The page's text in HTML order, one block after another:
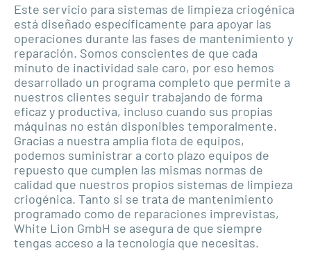
Este servicio para sistemas de limpieza criogénica
está diseñado específicamente para apoyar las
operaciones durante las fases de mantenimiento y
reparación. Somos conscientes de que cada
minuto de inactividad sale caro, por eso hemos
desarrollado un programa completo que permite a
nuestros clientes seguir trabajando de forma
eficaz y productiva, incluso cuando sus propias
máquinas no están disponibles temporalmente.
Gracias a nuestra amplia flota de equipos,
podemos suministrar a corto plazo equipos de
repuesto que cumplen las mismas normas de
calidad que nuestros propios sistemas de limpieza
criogénica. Tanto si se trata de mantenimiento
programado como de reparaciones imprevistas,
White Lion GmbH se asegura de que siempre
tengas acceso a la tecnología que necesitas.